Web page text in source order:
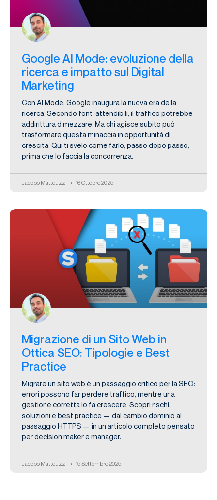
Google AI Mode: evoluzione della
ricerca e impatto sul Digital
Marketing
Con AI Mode, Google inaugura la nuova era della
ricerca. Secondo fonti attendibili, il traffico potrebbe
addirittura dimezzare. Ma chi agisce subito può
trasformare questa minaccia in opportunità di
crescita. Qui ti svelo come farlo, passo dopo passo,
prima che lo faccia la concorrenza.
Jacopo Matteuzzi 16 Ottobre 2025
Migrazione di un Sito Web in
Ottica SEO: Tipologie e Best
Practice
Migrare un sito web è un passaggio critico per la SEO:
errori possono far perdere traffico, mentre una
gestione corretta lo fa crescere. Scopri rischi,
soluzioni e best practice — dal cambio dominio al
passaggio HTTPS — in un articolo completo pensato
per decision maker e manager.
Jacopo Matteuzzi 15 Settembre 2025